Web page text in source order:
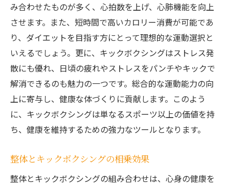
忙しい現代人のための効率的な健康革命整体と
キックボクシング
時間を有効に活用する健康法
効率的なトレーニングとしてのキックボク
シング
整体で短時間で得られる健康効果
現代人に適した健康習慣の提案
効率的なライフスタイルへの第一歩
せんげん台駅発整体とキックボクシングで心と
体を整える方法
み合わせたものが多く、心拍数を上げ、心肺機能を向上
させます。また、短時間で高いカロリー消費が可能であ
り、ダイエットを目指す方にとって理想的な運動選択と
いえるでしょう。更に、キックボクシングはストレス発
散にも優れ、日頃の疲れやストレスをパンチやキックで
解消できるのも魅力の一つです。総合的な運動能力の向
上に寄与し、健康な体づくりに貢献します。このよう
に、キックボクシングは単なるスポーツ以上の価値を持
ち、健康を維持するための強力なツールとなります。
整体とキックボクシングの相乗効果
整体とキックボクシングの組み合わせは、心身の健康を